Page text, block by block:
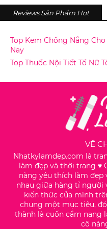
Reviews Sản Phẩm Hot
Top Kem Chống Nắng
Nay
Top Thuốc Nội Tiết Tố Nữ
VỀ
Nhatkylamdep.com là
làm đẹp và thời trang ♥️
nàng yêu thích làm
nhau giữa hàng tỉ người
kiến thức của mình
chung một mục tiêu,
thành là cuốn cẩm nang
cô